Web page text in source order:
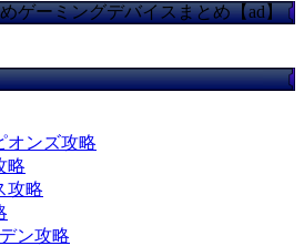
ゲーミングデバイスまとめ【ad】
オンズ攻略
略
攻略
ン攻略